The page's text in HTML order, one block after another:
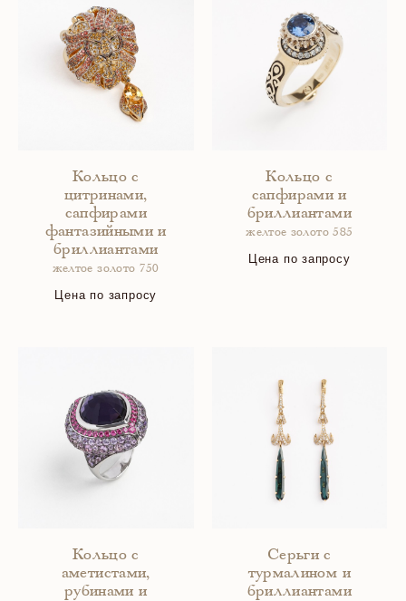
Кольцо с
цитринами,
сапфирами
фантазийными и
бриллиантами
желтое золото 750
Цена по запросу
Кольцо с
сапфирами и
бриллиантами
желтое золото 585
Цена по запросу
Кольцо с
аметистами,
рубинами и
Серьги с
турмалином и
бриллиантами